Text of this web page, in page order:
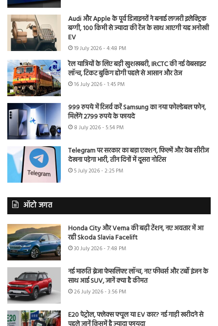
Audi और Apple के पूर्व डिजाइनरों ने बनाई लग्जरी इलेक्ट्रिक
बग्गी, 100 किमी से ज्यादा की रेंज के साथ आएगी यह अनोखी
EV
19 July 2026 - 4:48 PM
रेल यात्रियों के लिए बड़ी खुशखबरी, IRCTC की नई वेबसाइट
लॉन्च, टिकट बुकिंग होगी पहले से आसान और तेज
16 July 2026 - 1:45 PM
999 रुपये में रिजर्व करें Samsung का नया फोल्डेबल फोन,
मिलेंगे 2799 रुपये के फायदे
8 July 2026 - 5:54 PM
Telegram पर सरकार का बड़ा एक्शन, फिल्में और वेब सीरीज
देखना पड़ेगा भारी, तीन दिनों में दूसरा नोटिस
5 July 2026 - 2:25 PM
ऑटो जगत
Honda City और Verna की बढ़ी टेंशन, नए अवतार में आ
रही Skoda Slavia Facelift
30 July 2026 - 7:48 PM
नई मारुति ब्रेजा फेसलिफ्ट लॉन्च, नए फीचर्स और टर्बो इंजन के
साथ आई SUV, जानें क्या है कीमत
26 July 2026 - 3:56 PM
E20 पेट्रोल, फ्लेक्स फ्यूल या EV कार? नई गाड़ी खरीदने से